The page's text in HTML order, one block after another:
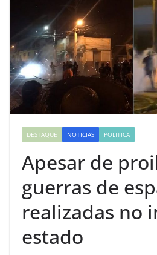
DESTAQUE NOTICIAS POLITICA
Apesar de
guerras de
realizadas no
estado